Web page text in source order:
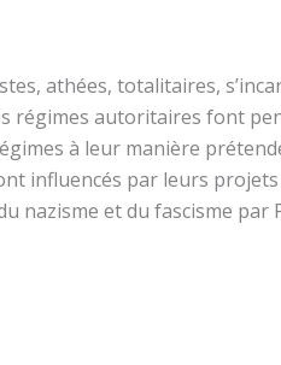
athées, totalitaires,
régimes autoritaires font
à leur manière
influencés par leurs
nazisme et du fascisme par